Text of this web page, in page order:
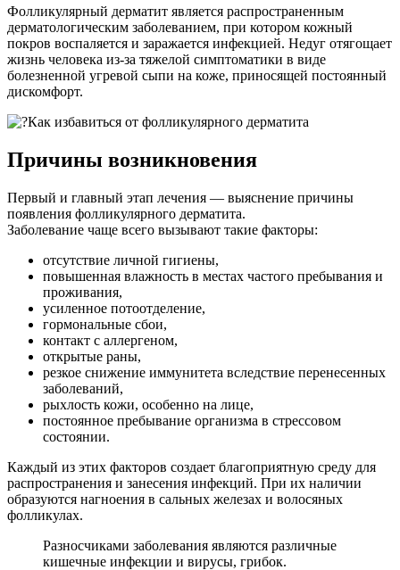
Фолликулярный дерматит является распространенным
дерматологическим заболеванием, при котором кожный
покров воспаляется и заражается инфекцией. Недуг отягощает
жизнь человека из-за тяжелой симптоматики в виде
болезненной угревой сыпи на коже, приносящей постоянный
дискомфорт.
Причины возникновения
Первый и главный этап лечения — выяснение причины
появления фолликулярного дерматита.
Заболевание чаще всего вызывают такие факторы:
отсутствие личной гигиены,
повышенная влажность в местах частого пребывания и
проживания,
усиленное потоотделение,
гормональные сбои,
контакт с аллергеном,
открытые раны,
резкое снижение иммунитета вследствие перенесенных
заболеваний,
рыхлость кожи, особенно на лице,
постоянное пребывание организма в стрессовом
состоянии.
Каждый из этих факторов создает благоприятную среду для
распространения и занесения инфекций. При их наличии
образуются нагноения в сальных железах и волосяных
фолликулах.
Разносчиками заболевания являются различные
кишечные инфекции и вирусы, грибок.